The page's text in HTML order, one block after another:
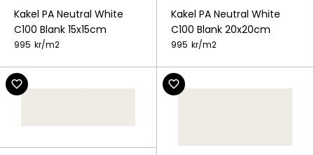
Kakel PA Neutral White
C100 Blank 15x15cm
995 kr/m2
Kakel PA Neutral White
C100 Blank 20x20cm
995 kr/m2